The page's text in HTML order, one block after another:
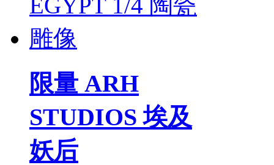
限量 ARH
STUDIOS 埃及
妖后